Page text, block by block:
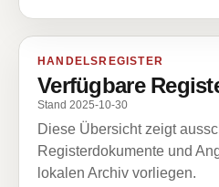
HANDELSREGISTER
Verfügbare
Stand 2025-10-30
Diese Übersicht zeigt
Registerdokumente und
lokalen Archiv vorliegen.